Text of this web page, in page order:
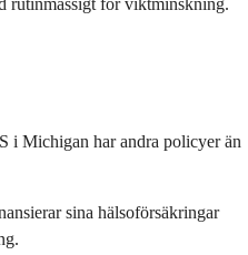
rutinmässigt för viktminskning.
i Michigan har andra policyer än
sina hälsoförsäkringar